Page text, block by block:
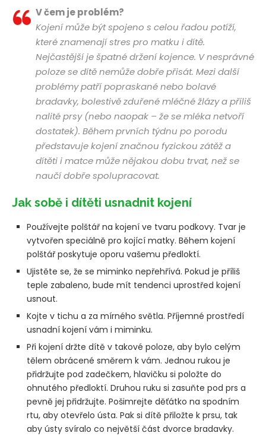
V čem je problém?
Kojení může být spojeno s celou řadou potíží,
které znamenají stres pro matku i dítě.
Nejčastější je špatné držení kojence. V nesprávné
poloze se dítě nemůže dobře přisát. Mezi další
problémy patří popraskané nebo bolavé
bradavky, bolestivě zduřené mléčné žlázy a příliš
nalité prsy (nebo naopak – že se mléka netvoří
dostatek). Během prvních týdnu po porodu
představuje kojení značnou fyzickou zátěž a
dítěti i matce může nějakou dobu trvat, než se
naučí dobře spolupracovat.
Jak sobě i dítěti usnadnit kojení
Používejte polštář na kojení ve tvaru podkovy. Tvar je
vytvořen speciálně pro kojící matky. Během kojení
polštář poskytuje oporu vašemu předloktí.
Ujistěte se, že se miminko nepřehřívá. Pokud je příliš
teple zabaleno, bude mít tendenci uprostřed kojení
usnout.
Kojte v tichu a za mírného světla. Příjemné prostředí
usnadní kojení vám i miminku.
Při kojení držte dítě v takové poloze, aby bylo celým
tělem obrácené směrem k vám. Jednou rukou je
přidržujte pod zadečkem, hlavičku si položte do
ohnutého předloktí. Druhou ruku si zasuňte pod prs a
pevně jej přidržujte. Pošimrejte děťátko na spodním
rtu, aby otevřelo ústa. Pak si dítě přiložte k prsu, tak
aby ústy svíralo co největší část dvorce bradavky.